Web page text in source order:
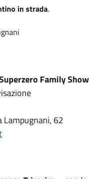
in strada.
Family Show
Lampugnani, 62